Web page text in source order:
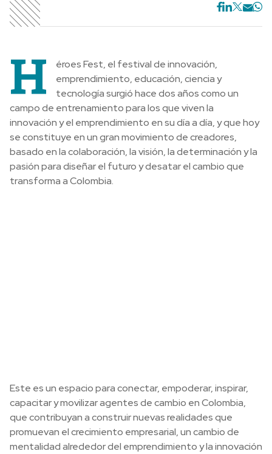
H
éroes Fest, el festival de innovación,
emprendimiento, educación, ciencia y
tecnología surgió hace dos años como un
campo de entrenamiento para los que viven la
innovación y el emprendimiento en su día a día, y que hoy
se constituye en un gran movimiento de creadores,
basado en la colaboración, la visión, la determinación y la
pasión para diseñar el futuro y desatar el cambio que
transforma a Colombia.
Este es un espacio para conectar, empoderar, inspirar,
capacitar y movilizar agentes de cambio en Colombia,
que contribuyan a construir nuevas realidades que
promuevan el crecimiento empresarial, un cambio de
mentalidad alrededor del emprendimiento y la innovación